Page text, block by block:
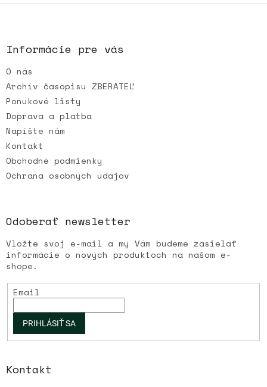
Z
i
e
Informácie pre vás
O nás
Archív časopisu ZBERATEĽ
Ponukové listy
Doprava a platba
Napíšte nám
Kontakt
Obchodné podmienky
Ochrana osobných údajov
Odoberať newsletter
Vložte svoj e-mail a my Vám budeme zasielať
informácie o nových produktoch na našom e-
shope.
Email
PRIHLÁSIŤ SA
Kontakt